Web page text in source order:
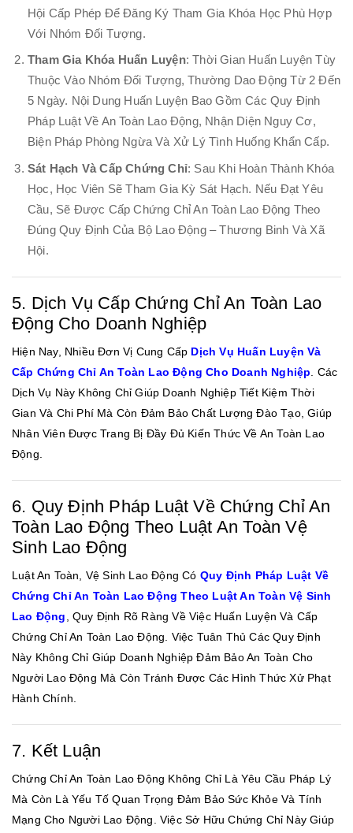
Hội Cấp Phép Để Đăng Ký Tham Gia Khóa Học Phù Hợp
Với Nhóm Đối Tượng.
Tham Gia Khóa Huấn Luyện: Thời Gian Huấn Luyện Tùy
Thuộc Vào Nhóm Đối Tượng, Thường Dao Động Từ 2 Đến
5 Ngày. Nội Dung Huấn Luyện Bao Gồm Các Quy Định
Pháp Luật Về An Toàn Lao Động, Nhận Diện Nguy Cơ,
Biện Pháp Phòng Ngừa Và Xử Lý Tình Huống Khẩn Cấp.
Sát Hạch Và Cấp Chứng Chỉ: Sau Khi Hoàn Thành Khóa
Học, Học Viên Sẽ Tham Gia Kỳ Sát Hạch. Nếu Đạt Yêu
Cầu, Sẽ Được Cấp Chứng Chỉ An Toàn Lao Động Theo
Đúng Quy Định Của Bộ Lao Động – Thương Binh Và Xã
Hội.
5. Dịch Vụ Cấp Chứng Chỉ An Toàn Lao
Động Cho Doanh Nghiệp
Hiện Nay, Nhiều Đơn Vị Cung Cấp Dịch Vụ Huấn Luyện Và
Cấp Chứng Chỉ An Toàn Lao Động Cho Doanh Nghiệp . Các
Dịch Vụ Này Không Chỉ Giúp Doanh Nghiệp Tiết Kiệm Thời
Gian Và Chi Phí Mà Còn Đảm Bảo Chất Lượng Đào Tạo, Giúp
Nhân Viên Được Trang Bị Đầy Đủ Kiến Thức Về An Toàn Lao
Động.
6. Quy Định Pháp Luật Về Chứng Chỉ An
Toàn Lao Động Theo Luật An Toàn Vệ
Sinh Lao Động
Luật An Toàn, Vệ Sinh Lao Động Có Quy Định Pháp Luật Về
Chứng Chỉ An Toàn Lao Động Theo Luật An Toàn Vệ Sinh
Lao Động
, Quy Định Rõ Ràng Về Việc Huấn Luyện Và Cấp
Chứng Chỉ An Toàn Lao Động. Việc Tuân Thủ Các Quy Định
Này Không Chỉ Giúp Doanh Nghiệp Đảm Bảo An Toàn Cho
Người Lao Động Mà Còn Tránh Được Các Hình Thức Xử Phạt
Hành Chính.
7. Kết Luận
Chứng Chỉ An Toàn Lao Động Không Chỉ Là Yêu Cầu Pháp Lý
Mà Còn Là Yếu Tố Quan Trọng Đảm Bảo Sức Khỏe Và Tính
Mạng Cho Người Lao Động. Việc Sở Hữu Chứng Chỉ Này Giúp